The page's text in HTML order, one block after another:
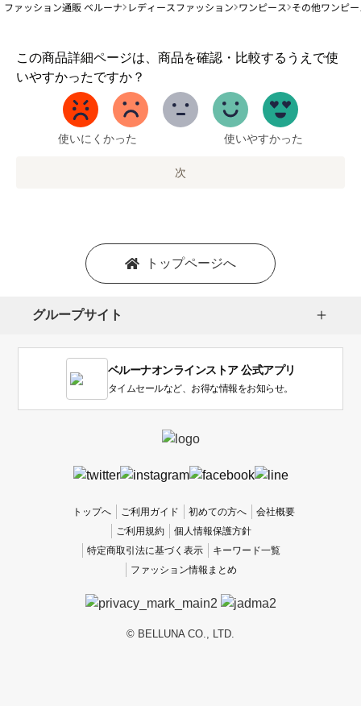
ファッション通販 ベルーナ レディースファッション ワンピース その他ワンピ
この商品詳細ページは、商品を確認・比較するうえで使
いやすかったですか？
1
か
い
使いにくかった 使いやすかった
次
トップページへ
グループサイト
ベルーナオンラインストア 公式アプリ
タイムセールなど、お得な情報をお知らせ。
トップへ ご利用ガイド 初めての方へ
会社概要
ご利用規約
個人情報保護方針
特定商取引法に基づく表示
キーワード一覧
ファッション情報まとめ
© BELLUNA CO., LTD.